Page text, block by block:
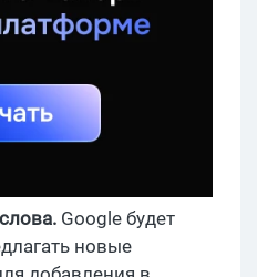
Google будет
новые